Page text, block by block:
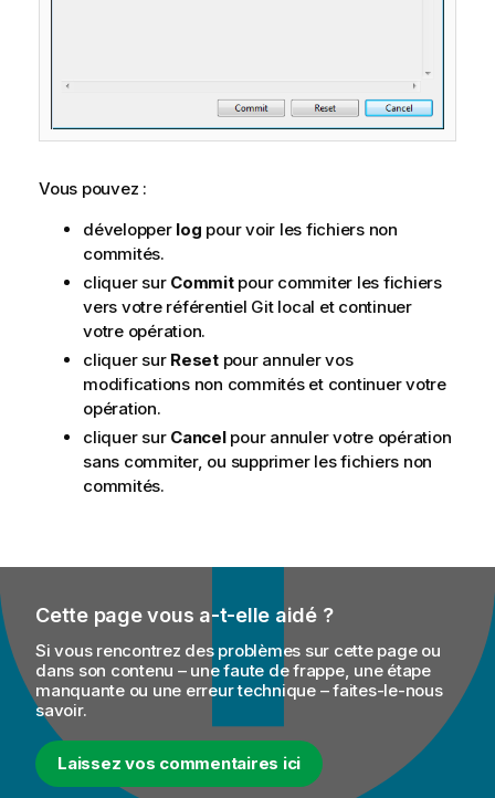
Vous pouvez :
développer log pour voir les fichiers non
commités.
cliquer sur Commitpour commiter les fichiers
vers votre référentiel Git local et continuer
votre opération.
cliquer sur Resetpour annuler vos
modifications non commités et continuer votre
opération.
cliquer sur Cancelpour annuler votre opération
sans commiter, ou supprimer les fichiers non
commités.
Cette page vous a-t-elle aidé ?
Si vous rencontrez des problèmes sur cette page ou
dans son contenu – une faute de frappe, une étape
manquante ou une erreur technique – faites-le-nous
savoir.
Laissez vos commentaires ici